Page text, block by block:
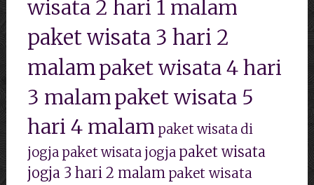
wisata 2 hari 1 malam
paket wisata 3 hari 2
malampaket wisata 4 hari
3 malampaket wisata 5
hari 4 malam paket wisata di
jogja paket wisata jogja paket wisata
jogja 3 hari 2 malam paket wisata